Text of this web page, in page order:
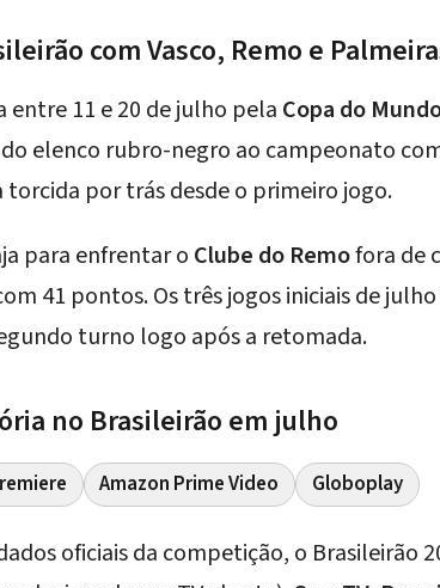
com Vasco, Remo e
entre 11 e 20 de julho pela Copa do
elenco rubro-negro ao campeonato
torcida por trás desde o primeiro jogo.
para enfrentar o Clube do Remofora de
41 pontos. Os três jogos iniciais de
turno logo após a retomada.
no Brasileirão em julho
Amazon Prime Video Globoplay
oficiais da competição, o Brasileirão